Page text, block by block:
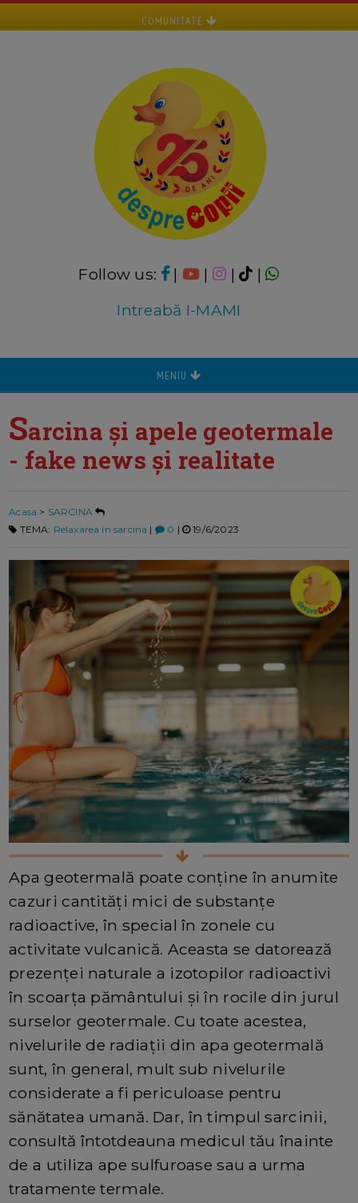
COMUNITATE
Follow us: | | |
|
Intreabă I-MAMI
MENIU
Sarcina și apele geotermale
- fake news și realitate
Acasa > SARCINA
TEMA: Relaxarea in sarcina | 0 | 19/6/2023
Apa geotermală poate conține în anumite
cazuri cantități mici de substanțe
radioactive, în special în zonele cu
activitate vulcanică. Aceasta se datorează
prezenței naturale a izotopilor radioactivi
în scoarța pământului și în rocile din jurul
surselor geotermale. Cu toate acestea,
nivelurile de radiații din apa geotermală
sunt, în general, mult sub nivelurile
considerate a fi periculoase pentru
sănătatea umană. Dar, în timpul sarcinii,
consultă întotdeauna medicul tău înainte
de a utiliza ape sulfuroase sau a urma
tratamente termale.